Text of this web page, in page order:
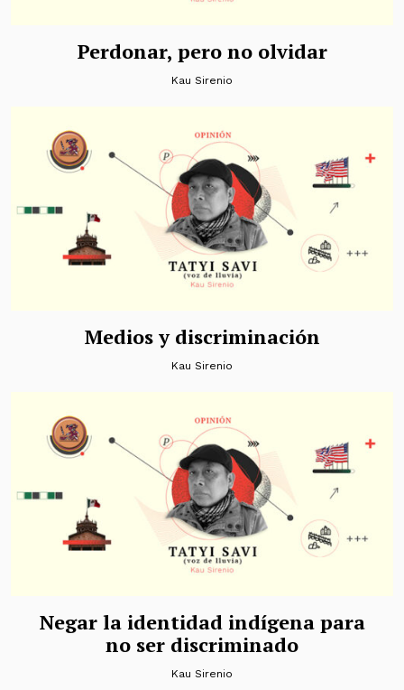
Perdonar, pero no olvidar
Kau Sirenio
Medios y discriminación
Kau Sirenio
Negar la identidad indígena para
no ser discriminado
Kau Sirenio